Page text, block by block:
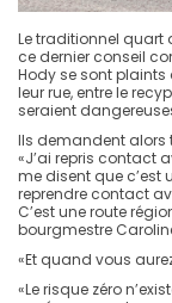
Le traditionnel quart
ce dernier conseil
Hody se sont
leur rue, entre le
seraient
Ils demandent alors
«J’ai repris contact
me disent que c’est
reprendre contact
C’est une route
bourgmestre
«Et quand vous
«Le risque zéro